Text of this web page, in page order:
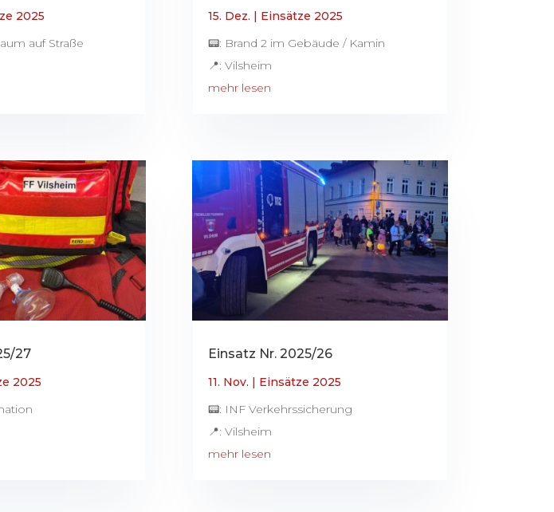
2025
auf Straße
27
2025
15. Dez. | Einsätze 2025
📟: Brand 2 im Gebäude / Kamin
📍: Vilsheim
mehr lesen
Einsatz Nr. 2025/26
11. Nov. | Einsätze 2025
📟: INF Verkehrssicherung
📍: Vilsheim
mehr lesen